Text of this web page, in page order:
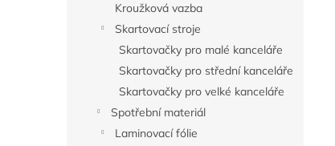
Kroužková vazba
Skartovací stroje
Skartovačky pro malé kanceláře
Skartovačky pro střední kanceláře
Skartovačky pro velké kanceláře
Spotřební materiál
Laminovací fólie